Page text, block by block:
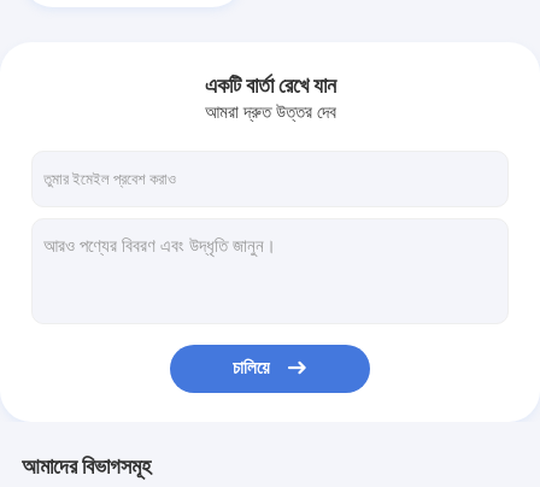
একটি বার্তা রেখে যান
আমরা দ্রুত উত্তর দেব
চালিয়ে
আমাদের বিভাগসমূহ